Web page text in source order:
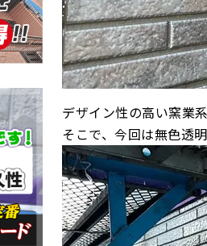
デザイン性の高い窯業
そこで、今回は無色透